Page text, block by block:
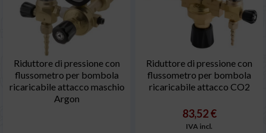
Riduttore di pressione con
flussometro per bombola
ricaricabile attacco maschio
Argon
Riduttore di pressione con
flussometro per bombola
ricaricabile attacco CO2
83,52 €
IVA incl.